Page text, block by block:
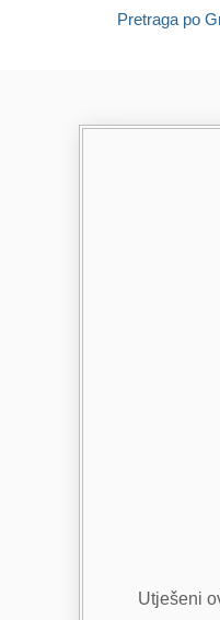
Pretraga po
Utješeni